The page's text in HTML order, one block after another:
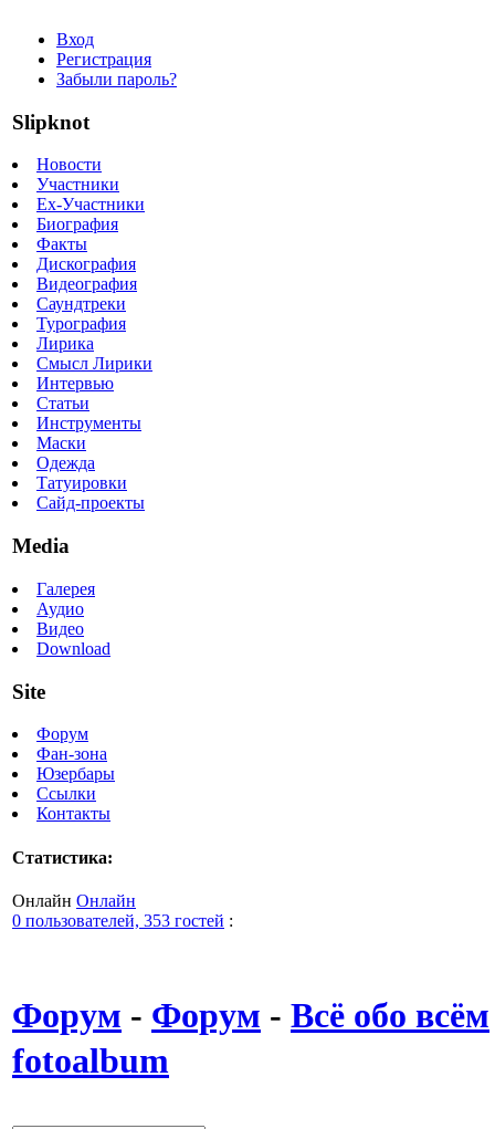
Вход
Регистрация
Забыли пароль?
Slipknot
Новости
Участники
Ex-Участники
Биография
Факты
Дискография
Видеография
Саундтреки
Турография
Лирика
Смысл Лирики
Интервью
Статьи
Инструменты
Маски
Одежда
Татуировки
Сайд-проекты
Media
Галерея
Аудио
Видео
Download
Site
Форум
Фан-зона
Юзербары
Ссылки
Контакты
Статистика:
Онлайн Онлайн
0 пользователей, 353 гостей :
Форум - Форум - Всё обо всём
fotoalbum